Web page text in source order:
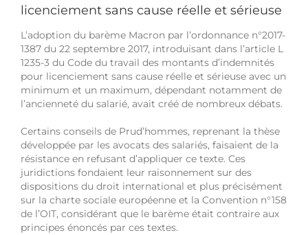
licenciement sans cause réelle et sérieuse
L’adoption du barème Macron par l’ordonnance n°2017-
1387 du 22 septembre 2017, introduisant dans l’article L
1235-3 du Code du travail des montants d’indemnités
pour licenciement sans cause réelle et sérieuse avec un
minimum et un maximum, dépendant notamment de
l’ancienneté du salarié, avait créé de nombreux débats.
Certains conseils de Prud’hommes, reprenant la thèse
développée par les avocats des salariés, faisaient de la
résistance en refusant d’appliquer ce texte. Ces
juridictions fondaient leur raisonnement sur des
dispositions du droit international et plus précisément
sur la charte sociale européenne et la Convention n°158
de l’OIT, considérant que le barème était contraire aux
principes énoncés par ces textes.